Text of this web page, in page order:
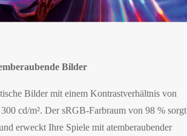
Bilder
Bilder mit einem Kontrastverhältnis von
cd/m². Der sRGB-Farbraum von 98 % sorgt
erweckt Ihre Spiele mit atemberaubender